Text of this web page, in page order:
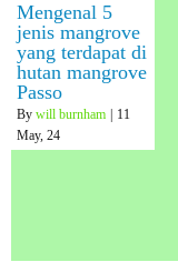
Mengenal 5
jenis mangrove
yang terdapat di
hutan mangrove
Passo
By will burnham
11
May, 24